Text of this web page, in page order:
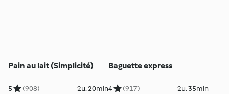
Pain au lait (Simplicité)
5 (908) 2u. 20min
Baguette express
4 (917) 2u. 35min